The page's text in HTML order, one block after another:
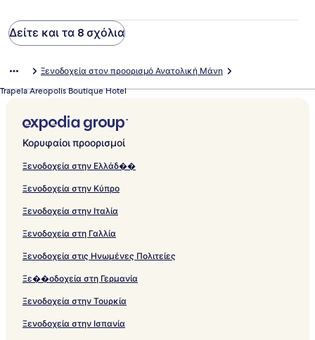
Δείτε και τα 8 σχόλια
Ξενοδοχεία στον προορισμό Ανατολική Μάνη
Trapela Areopolis Boutique Hotel
Κορυφαίοι προορισμοί
Ξενοδοχεία στην Ελλάδ��
Ξενοδοχεία στην Κύπρο
Ξενοδοχεία στην Ιταλία
Ξενοδοχεία στη Γαλλία
Ξενοδοχεία στις Ηνωμένες Πολιτείες
Ξε��οδοχεία στη Γερμανία
Ξενοδοχεία στην Τουρκία
Ξενοδοχεία στην Ισπανία